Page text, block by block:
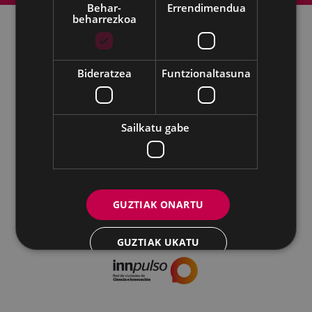
Kultura - Untzaga plaza, 1 | 20600 Eibar
943 70 84 39 / 943 70 84 00 (Pegora) | Faxa: 943 70 84
kultura@eibar.eus pegora@eibar.eus
IFZ: P2003100A | DIR3 L01200300
Behar-
beharrezkoa
Errendimendua
Bideratzea Funtzionaltasuna
Sailkatu gabe
GUZTIAK ONARTU
GUZTIAK UKATU
XEHETASUNAK ERAKUTSI